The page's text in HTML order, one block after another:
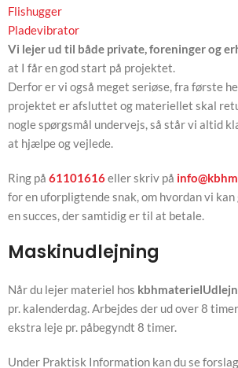
Flishugger
Pladevibrator
Vi lejer ud til både private, foreninger og
at I får en god start på projektet.
Derfor er vi også meget seriøse, fra første
projektet er afsluttet og materiellet skal
nogle spørgsmål undervejs, så står vi altid
at hjælpe og vejlede.
Ring på 61101616eller skriv på
for en uforpligtende snak, om hvordan vi
en succes, der samtidig er til at betale.
Maskinudlejning
Når du lejer materiel hos
pr. kalenderdag. Arbejdes der ud over 8
ekstra leje pr. påbegyndt 8 timer.
Under Praktisk Information kan du se